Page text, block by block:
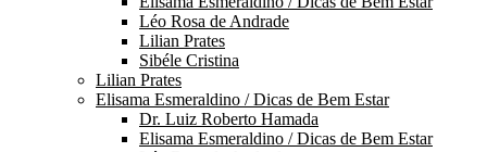
Léo Rosa de Andrade
Lilian Prates
Sibéle Cristina
Lilian Prates
Elisama Esmeraldino / Dicas de Bem Estar
Dr. Luiz Roberto Hamada
Elisama Esmeraldino / Dicas de Bem Estar